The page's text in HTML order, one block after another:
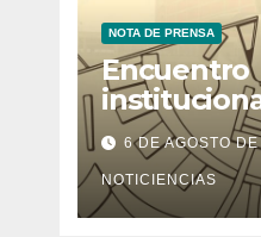
NOTA DE PRENSA
Encuentro
la
Ciencias y
Ministerio
Ciencia y
6 DE AGOSTO
NOTICIENCIAS